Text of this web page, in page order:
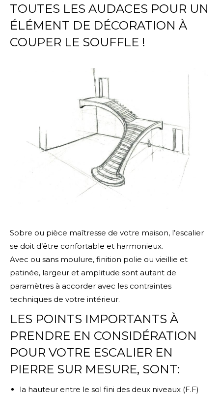
TOUTES LES AUDACES POUR UN
ÉLÉMENT DE DÉCORATION À
COUPER LE SOUFFLE !
Sobre ou pièce maîtresse de votre maison, l’escalier
se doit d’être confortable et harmonieux.
Avec ou sans moulure, finition polie ou vieillie et
patinée, largeur et amplitude sont autant de
paramètres à accorder avec les contraintes
techniques de votre intérieur.
LES POINTS IMPORTANTS À
PRENDRE EN CONSIDÉRATION
POUR VOTRE ESCALIER EN
PIERRE SUR MESURE, SONT:
la hauteur entre le sol fini des deux niveaux (F.F)